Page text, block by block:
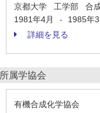
京都大学 工学部 合
1981年4月
-
1985年3
詳細を見る
所属学協会
有機合成化学協会